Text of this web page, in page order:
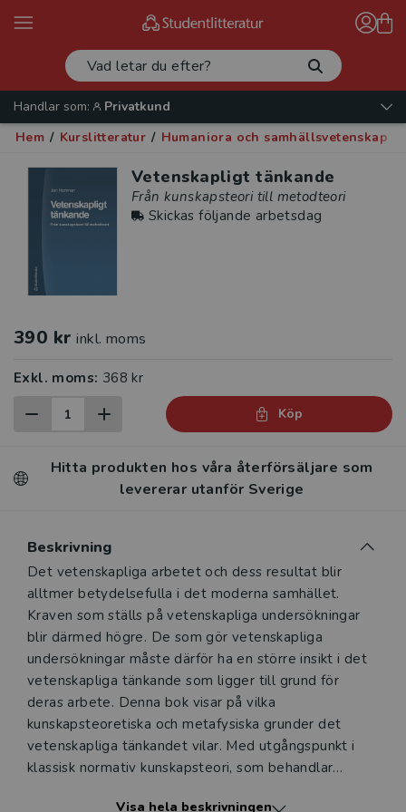
Handlar som:
Privatkund
Hem / Kurslitteratur / Humaniora och samhällsvetenskap
Vetenskapligt tänkande
Från kunskapsteori till metodteori
Skickas följande arbetsdag
390 kr inkl. moms
Exkl. moms: 368 kr
Köp
Hitta produkten hos våra återförsäljare som
levererar utanför Sverige
Beskrivning
Beskrivning
Det vetenskapliga arbetet och dess resultat blir
alltmer betydelsefulla i det moderna samhället.
Kraven som ställs på vetenskapliga undersökningar
blir därmed högre. De som gör vetenskapliga
undersökningar måste därför ha en större insikt i det
vetenskapliga tänkande som ligger till grund för
deras arbete. Denna bok visar på vilka
kunskapsteoretiska och metafysiska grunder det
vetenskapliga tänkandet vilar. Med utgångspunkt i
klassisk normativ kunskapsteori, som behandlar
Visa hela beskrivningen